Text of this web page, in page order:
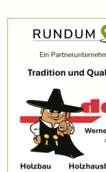
Ein